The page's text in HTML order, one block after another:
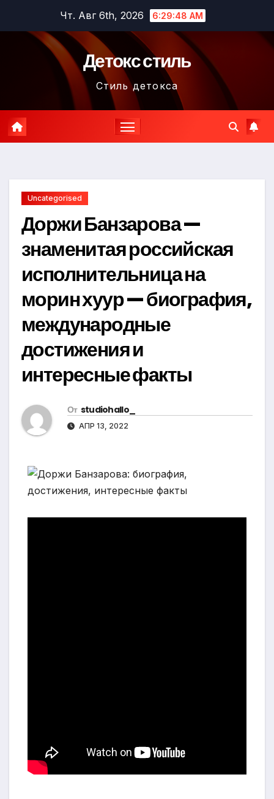
содержимому
Чт. Авг 6th, 2026 6:29:50 AM
Детокс стиль
Стиль детокса
Uncategorised
Доржи Банзарова —
знаменитая российская
исполнительница на
морин хуур — биография,
международные
достижения и
интересные факты
От studiohallo_
АПР 13, 2022